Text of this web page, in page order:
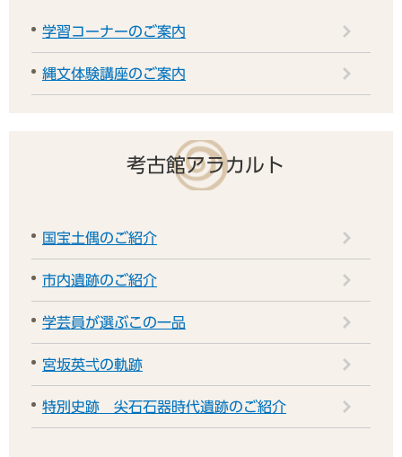
学習コーナーのご案内
縄文体験講座のご案内
考古館アラカルト
国宝土偶のご紹介
市内遺跡のご紹介
学芸員が選ぶこの一品
宮坂英弌の軌跡
特別史跡 尖石石器時代遺跡のご紹介